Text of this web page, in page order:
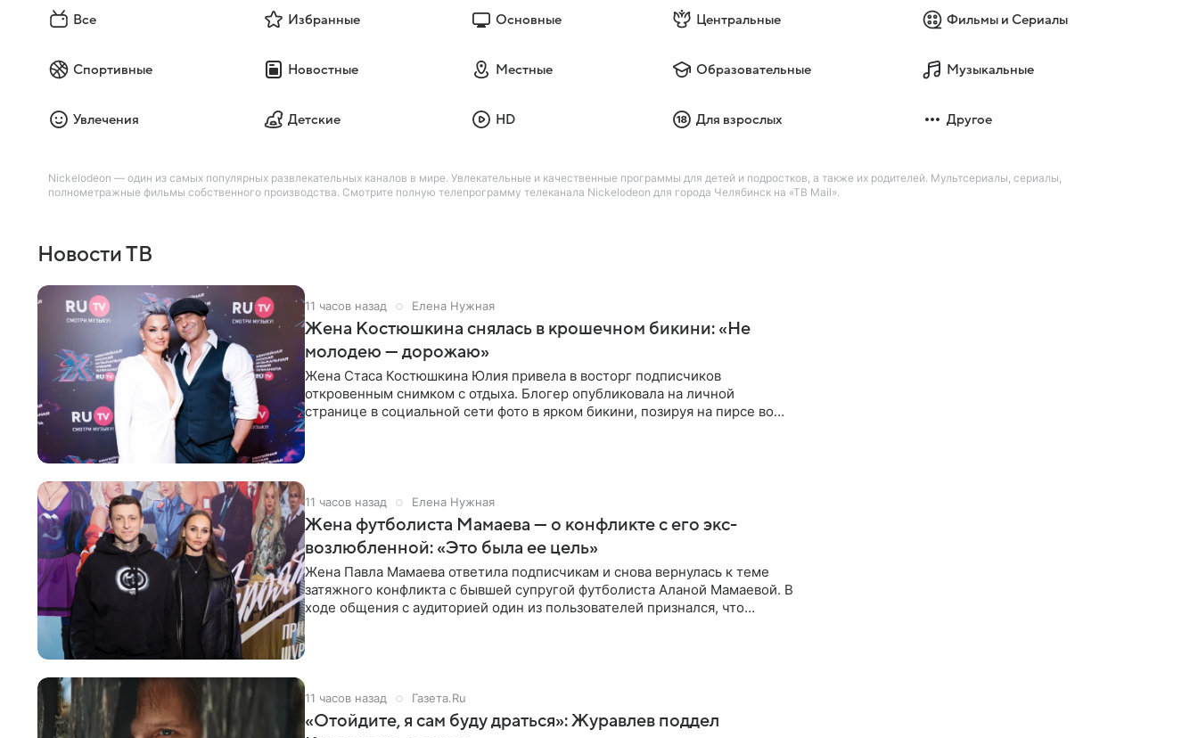
Все Избранные Основные Центральные Фильмы и Сериалы
Спортивные Новостные Местные Образовательные Музыкальные
Увлечения Детские HD Для взрослых Другое
Nickelodeon — один из самых популярных развлекательных каналов в мире. Увлекательные и качественные программы для детей и подростков, а также их родителей. Мультсериалы, сериалы,
полнометражные фильмы собственного производства. Смотрите полную телепрограмму телеканала Nickelodeon для города Челябинск на «ТВ Mail».
Новости ТВ
11 часов назад Елена Нужная
Жена Костюшкина снялась в крошечном бикини: «Не
молодею — дорожаю»
Жена Стаса Костюшкина Юлия привела в восторг подписчиков
откровенным снимком с отдыха. Блогер опубликовала на личной
странице в социальной сети фото в ярком бикини, позируя на пирсе во
11 часов назад Елена Нужная
Жена футболиста Мамаева — о конфликте с его экс-
возлюбленной: «Это была ее цель»
Жена Павла Мамаева ответила подписчикам и снова вернулась к теме
затяжного конфликта с бывшей супругой футболиста Аланой Мамаевой. В
ходе общения с аудиторией один из пользователей признался, что
11 часов назад Газета.Ru
«Отойдите, я сам буду драться»: Журавлев поддел